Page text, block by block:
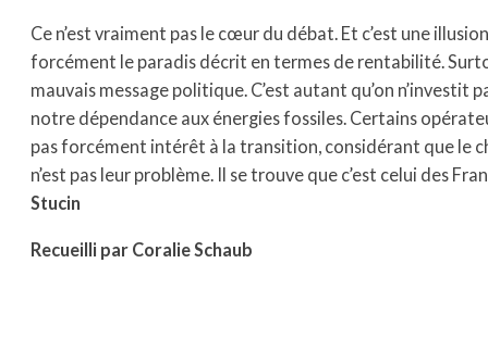
Ce n’est vraiment pas le cœur du débat. Et c’est une
forcément le paradis décrit en termes de rentabilité.
mauvais message politique. C’est autant qu’on n’investit
notre dépendance aux énergies fossiles. Certains
pas forcément intérêt à la transition, considérant que le
n’est pas leur problème. Il se trouve que c’est celui des
Stucin
Recueilli par Coralie Schaub